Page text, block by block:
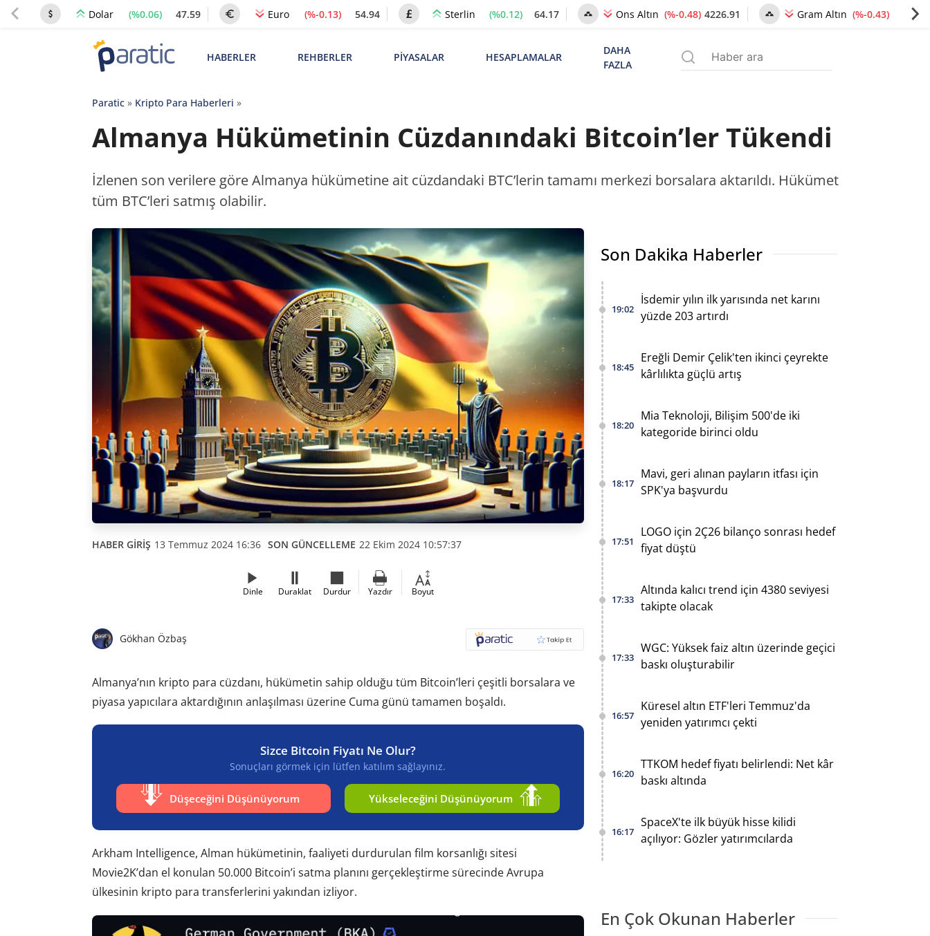
Dolar (%0.06) 47.59 Euro (%-0.13) 54.94 Sterlin (%0.12) 64.17 Ons Altın (%-0.48) 4226.91 Gram Altın (%-0.43) 6468.40
HABERLER REHBERLER PİYASALAR HESAPLAMALAR
DAHA
FAZLA
Paratic» Kripto Para Haberleri »
Almanya Hükümetinin Cüzdanındaki Bitcoin’ler Tükendi
İzlenen son verilere göre Almanya hükümetine ait cüzdandaki BTC’lerin tamamı merkezi borsalara aktarıldı. Hükümet
tüm BTC’leri satmış olabilir.
HABER GİRİŞ 13 Temmuz 2024 16:36 SON GÜNCELLEME 22 Ekim 2024 10:57:37
Dinle Duraklat Durdur Yazdır Boyut
Gökhan Özbaş
Almanya’nın kripto para cüzdanı, hükümetin sahip olduğu tüm Bitcoin’leri çeşitli borsalara ve
piyasa yapıcılara aktardığının anlaşılması üzerine Cuma günü tamamen boşaldı.
Sizce Bitcoin Fiyatı Ne Olur?
Sonuçları görmek için lütfen katılım sağlayınız.
Düşeceğini Düşünüyorum Yükseleceğini Düşünüyorum
Arkham Intelligence, Alman hükümetinin, faaliyeti durdurulan film korsanlığı sitesi
Movie2K’dan el konulan 50.000 Bitcoin’i satma planını gerçekleştirme sürecinde Avrupa
ülkesinin kripto para transferlerini yakından izliyor.
Son Dakika Haberler
19:02
İsdemir yılın ilk yarısında net karını
yüzde 203 artırdı
18:45
Ereğli Demir Çelik'ten ikinci çeyrekte
kârlılıkta güçlü artış
18:20
Mia Teknoloji, Bilişim 500'de iki
kategoride birinci oldu
18:17
Mavi, geri alınan payların itfası için
SPK'ya başvurdu
17:51
LOGO için 2Ç26 bilanço sonrası hedef
fiyat düştü
17:33
Altında kalıcı trend için 4380 seviyesi
takipte olacak
17:33
WGC: Yüksek faiz altın üzerinde geçici
baskı oluşturabilir
16:57
Küresel altın ETF'leri Temmuz'da
yeniden yatırımcı çekti
16:20
TTKOM hedef fiyatı belirlendi: Net kâr
baskı altında
16:17
SpaceX'te ilk büyük hisse kilidi
açılıyor: Gözler yatırımcılarda
En Çok Okunan Haberler